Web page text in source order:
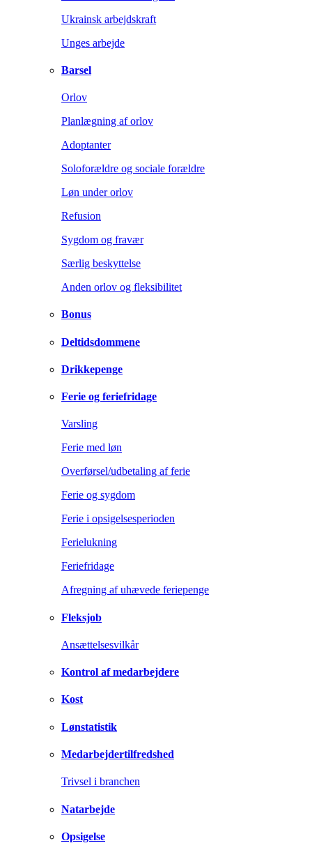
Ukrainsk arbejdskraft
Unges arbejde
Barsel
Orlov
Planlægning af orlov
Adoptanter
Soloforældre og sociale forældre
Løn under orlov
Refusion
Sygdom og fravær
Særlig beskyttelse
Anden orlov og fleksibilitet
Bonus
Deltidsdommene
Drikkepenge
Ferie og feriefridage
Varsling
Ferie med løn
Overførsel/udbetaling af ferie
Ferie og sygdom
Ferie i opsigelsesperioden
Ferielukning
Feriefridage
Afregning af uhævede feriepenge
Fleksjob
Ansættelsesvilkår
Kontrol af medarbejdere
Kost
Lønstatistik
Medarbejdertilfredshed
Trivsel i branchen
Natarbejde
Opsigelse